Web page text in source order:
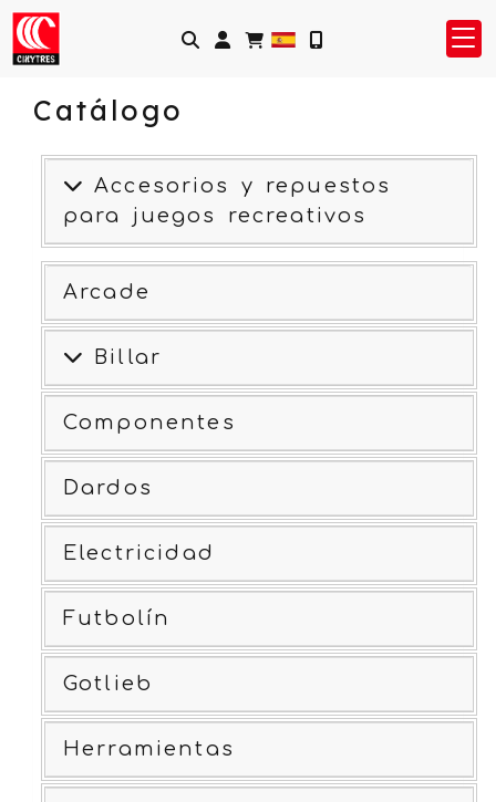
Identifícate
Catálogo
Accesorios y repuestos
para juegos recreativos
Arcade
Billar
Componentes
Dardos
Electricidad
Futbolín
Gotlieb
Herramientas